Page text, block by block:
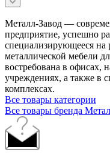
Металл-Завод —
предприятие, успешно
специализирующееся на
металлической мебели
востребована в офисах,
учреждениях, а также в
комплексах.
Все товары категории
Все товары бренда